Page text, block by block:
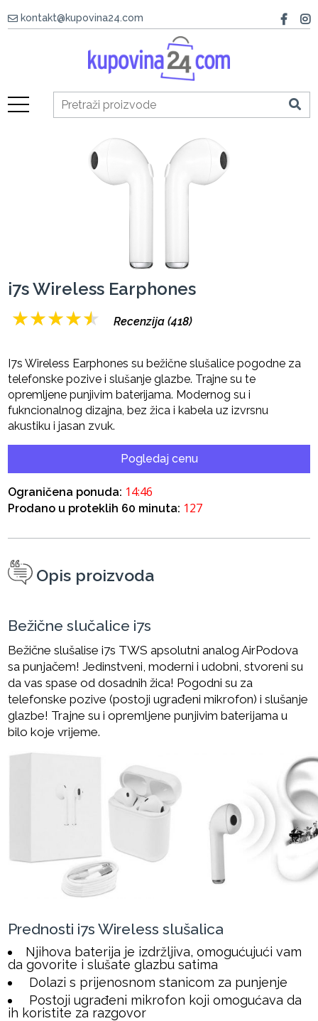
kontakt@kupovina24.com
i7s Wireless Earphones
★★★★★ Recenzija (418)
I7s Wireless Earphones su bežične slušalice pogodne za
telefonske pozive i slušanje glazbe. Trajne su te
opremljene punjivim baterijama. Modernog su i
fukncionalnog dizajna, bez žica i kabela uz izvrsnu
akustiku i jasan zvuk.
Pogledaj cenu
Ograničena ponuda: 14:45
Prodano u proteklih 60 minuta: 127
Opis proizvoda
Bežične slučalice i7s
Bežične slušalise i7s TWS apsolutni analog AirPodova
sa punjačem! Jedinstveni, moderni i udobni, stvoreni su
da vas spase od dosadnih žica! Pogodni su za
telefonske pozive (postoji ugrađeni mikrofon) i slušanje
glazbe! Trajne su i opremljene punjivim baterijama u
bilo koje vrijeme.
Prednosti i7s Wireless slušalica
Njihova baterija je izdržljiva, omogućujući vam
da govorite i slušate glazbu satima
Dolazi s prijenosnom stanicom za punjenje
Postoji ugrađeni mikrofon koji omogućava da
ih koristite za razgovor